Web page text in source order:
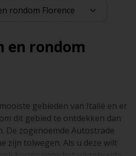
en rondom
gebieden van Italië en er
dit gebied te ontdekken dan
De zogenoemde Autostrade
zijn tolwegen. Als u deze wilt